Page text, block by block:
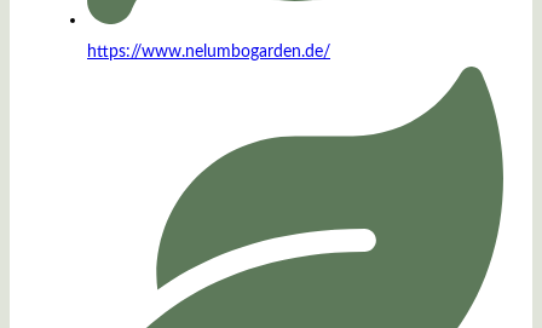
https://www.nelumbogarden.de/